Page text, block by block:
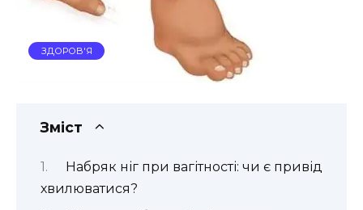
ЗДОРОВ'Я
Зміст
Набряк ніг при вагітності: чи є привід
хвилюватися?